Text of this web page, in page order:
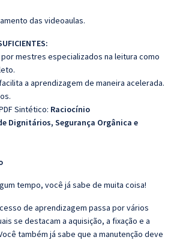
das videoaulas.
FICIENTES:
mestres especializados na leitura como
a aprendizagem de maneira acelerada.
Sintético: Raciocínio
Dignitários, Segurança Orgânica e
tempo, você já sabe de muita coisa!
de aprendizagem passa por vários
se destacam a aquisição, a fixação e a
também já sabe que a manutenção deve